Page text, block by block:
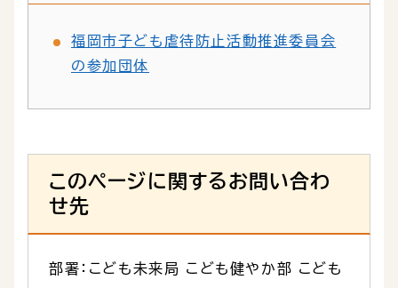
福岡市子ども虐待防止活動推進委員会
の参加団体
このページに関するお問い合わ
せ先
部署：こども未来局 こども健やか部 こども